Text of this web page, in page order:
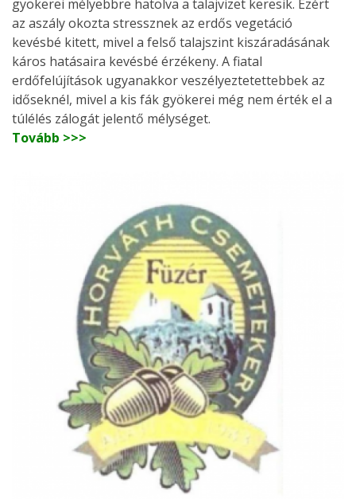
gyökerei mélyebbre hatolva a talajvizet keresik. Ezért
az aszály okozta stressznek az erdős vegetáció
kevésbé kitett, mivel a felső talajszint kiszáradásának
káros hatásaira kevésbé érzékeny. A fiatal
erdőfelújítások ugyanakkor veszélyeztetettebbek az
időseknél, mivel a kis fák gyökerei még nem érték el a
túlélés zálogát jelentő mélységet.
Tovább >>>